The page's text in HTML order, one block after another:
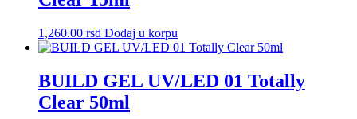
1,260.00 rsd Dodaj u korpu
BUILD GEL UV/LED 01 Totally
Clear 50ml